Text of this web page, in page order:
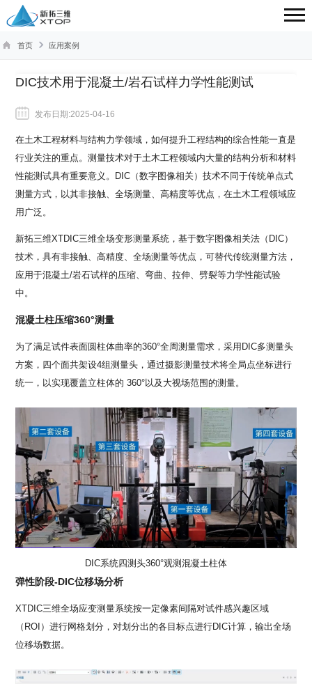
首页 应用案例
DIC技术用于混凝土/岩石试样力学性能测试
发布日期:2025-04-16
在土木工程材料与结构力学领域，如何提升工程结构的综合性能一直是
行业关注的重点。测量技术对于土木工程领域内大量的结构分析和材料
性能测试具有重要意义。DIC（数字图像相关）技术不同于传统单点式
测量方式，以其非接触、全场测量、高精度等优点，在土木工程领域应
用广泛。
新拓三维XTDIC三维全场变形测量系统，基于数字图像相关法（DIC）
技术，具有非接触、高精度、全场测量等优点，可替代传统测量方法，
应用于混凝土/岩石试样的压缩、弯曲、拉伸、劈裂等力学性能试验
中。
混凝土柱压缩360°测量
为了满足试件表面圆柱体曲率的360°全周测量需求，采用DIC多测量头
方案，四个面共架设4组测量头，通过摄影测量技术将全局点坐标进行
统一，以实现覆盖立柱体的 360°以及大视场范围的测量。
DIC系统四测头360°观测混凝土柱体
弹性阶段-DIC位移场分析
XTDIC三维全场应变测量系统按一定像素间隔对试件感兴趣区域
（ROI）进行网格划分，对划分出的各目标点进行DIC计算，输出全场
位移场数据。